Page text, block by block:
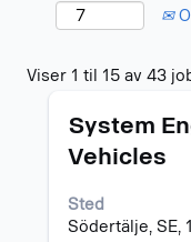
Viser 1 til 15 av 43
Tittel
System
Vehicles
Sted
Södertälje, SE,
Velg
med
å
vise